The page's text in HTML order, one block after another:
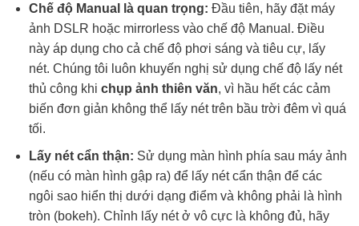
Chế độ Manual là quan trọng: Đầu tiên, hãy đặt máy
ảnh DSLR hoặc mirrorless vào chế độ Manual. Điều
này áp dụng cho cả chế độ phơi sáng và tiêu cự, lấy
nét. Chúng tôi luôn khuyến nghị sử dụng chế độ lấy nét
thủ công khi chụp ảnh thiên văn, vì hầu hết các cảm
biến đơn giản không thể lấy nét trên bầu trời đêm vì quá
tối.
Lấy nét cẩn thận: Sử dụng màn hình phía sau máy ảnh
(nếu có màn hình gập ra) để lấy nét cẩn thận để các
ngôi sao hiển thị dưới dạng điểm và không phải là hình
tròn (bokeh). Chỉnh lấy nét ở vô cực là không đủ, hãy